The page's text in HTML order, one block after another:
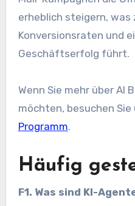
erheblich steigern, was
Konversionsraten und
Geschäftserfolg führt.
Wenn Sie mehr über AI
möchten, besuchen Sie
Programm.
Häufig
F1. Was sind KI-